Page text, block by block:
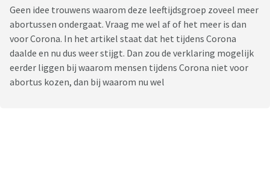
Geen idee trouwens waarom deze leeftijdsgroep zoveel meer
abortussen ondergaat. Vraag me wel af of het meer is dan
voor Corona. In het artikel staat dat het tijdens Corona
daalde en nu dus weer stijgt. Dan zou de verklaring mogelijk
eerder liggen bij waarom mensen tijdens Corona niet voor
abortus kozen, dan bij waarom nu wel